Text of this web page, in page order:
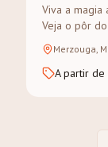
Viva a
Veja o pôr
Chebbi num
Merzouga,
A partir de